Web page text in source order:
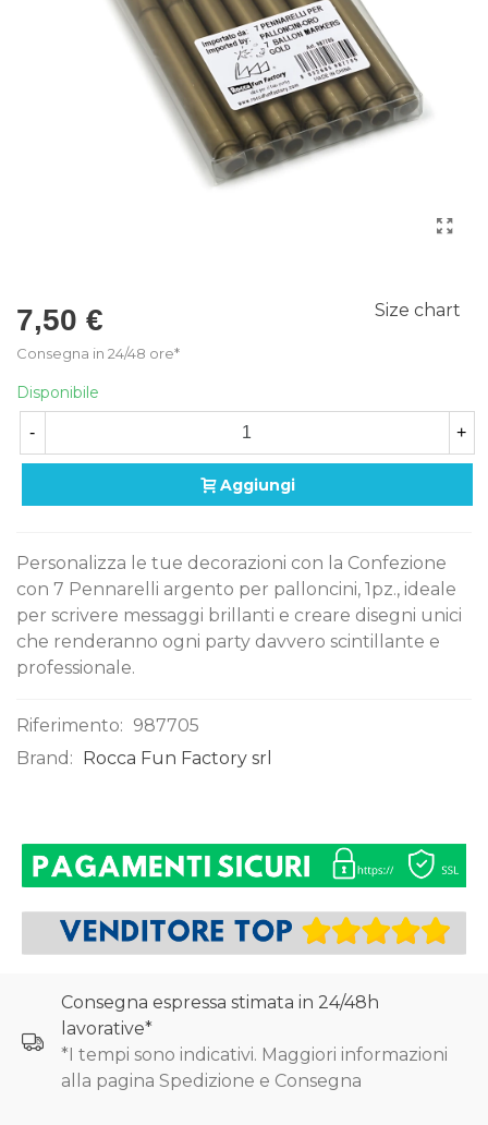
7,50 €
Consegna in 24/48 ore*
Size chart
Disponibile
- +
Aggiungi
Personalizza le tue decorazioni con la Confezione
con 7 Pennarelli argento per palloncini, 1pz., ideale
per scrivere messaggi brillanti e creare disegni unici
che renderanno ogni party davvero scintillante e
professionale.
Riferimento: 987705
Brand:
Rocca Fun Factory srl
Consegna espressa stimata in 24/48h
lavorative*
*I tempi sono indicativi. Maggiori informazioni
alla pagina Spedizione e Consegna